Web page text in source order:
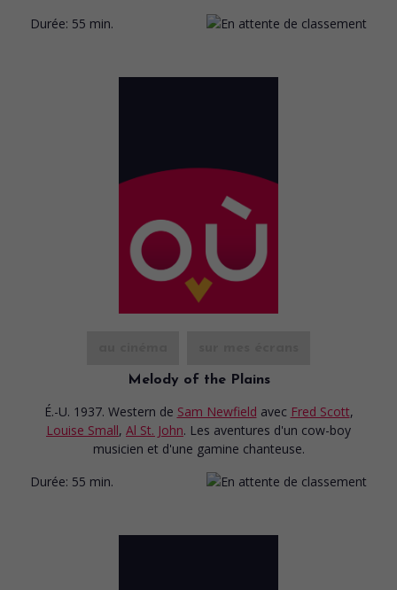
Durée: 55 min.
Melody of the Plains
É.-U. 1937. Western de Sam Newfield avec Fred Scott,
Louise Small, Al St. John. Les aventures d'un cow-boy
musicien et d'une gamine chanteuse.
Durée: 55 min.